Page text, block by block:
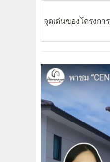
จุดเด่นของโครงการ